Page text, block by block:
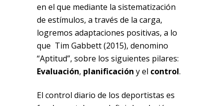
en el que mediante la sistematización
de estímulos, a través de la carga,
logremos adaptaciones positivas, a lo
que Tim Gabbett (2015), denomino
“Aptitud”, sobre los siguientes pilares:
Evaluación, planificación y el control.
El control diario de los deportistas es